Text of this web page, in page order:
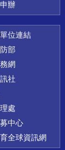
辦
位連結
部
網
社
處
中心
全球資訊網